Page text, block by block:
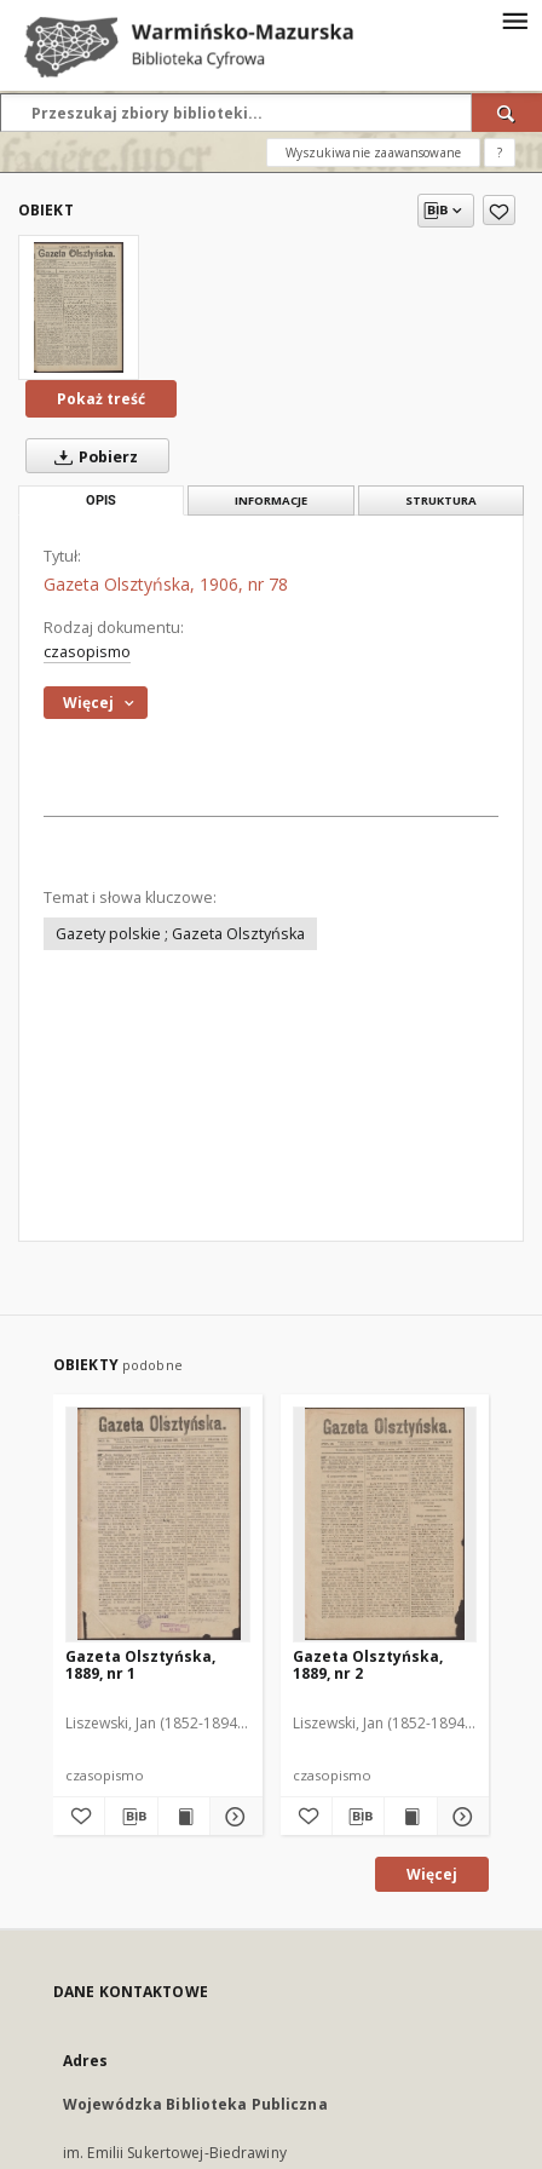
Wyszukiwanie zaawansowane ?
OBIEKT
Pokaż treść
Pobierz
OPIS INFORMACJE STRUKTURA
Tytuł:
Gazeta Olsztyńska, 1906, nr 78
Rodzaj dokumentu:
czasopismo
Więcej
Temat i słowa kluczowe:
Gazety polskie ; Gazeta Olsztyńska
OBIEKTY podobne
Gazeta Olsztyńska,
1889, nr 1
Liszewski, Jan (1852-1894). Red.
czasopismo
Gazeta Olsztyńska,
1889, nr 2
Liszewski, Jan (1852-1894). Red.
czasopismo
Więcej
DANE KONTAKTOWE
Adres
Wojewódzka Biblioteka Publiczna
im. Emilii Sukertowej-Biedrawiny